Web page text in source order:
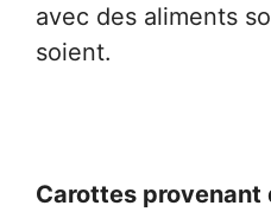
avec des aliments
soient.
Carottes